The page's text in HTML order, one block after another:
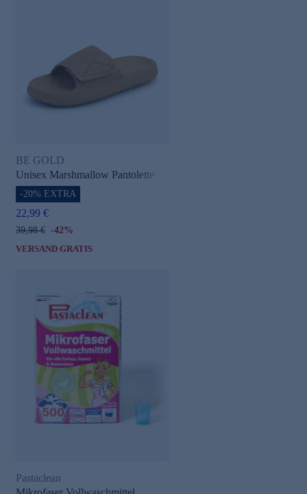
BE GOLD
Unisex Marshmallow Pantolette
-20% EXTRA
22,99 €
39,98 € -42%
VERSAND GRATIS
Pastaclean